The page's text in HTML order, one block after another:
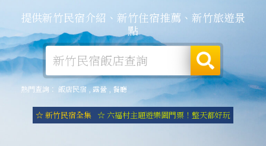
提供新竹民宿介紹、新竹住宿推薦、新竹旅遊景
點
熱門查詢： 飯店民宿 ,露營 餐廳
☆ 新竹民宿全集 ☆ 六福村主題遊樂園門票！整天都好玩